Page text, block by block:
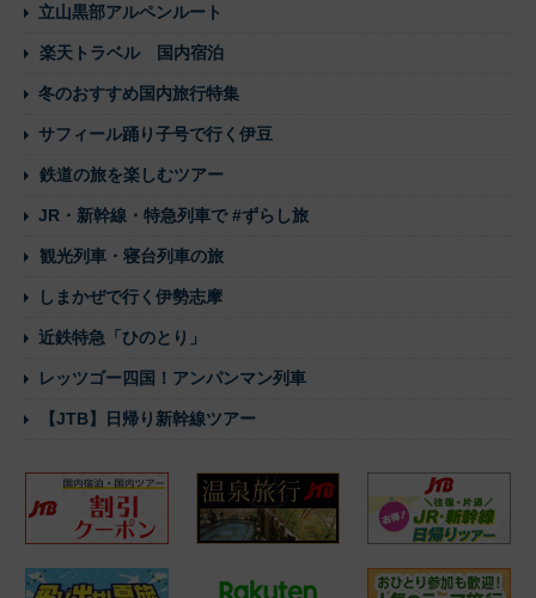
立山黒部アルペンルート
楽天トラベル 国内宿泊
冬のおすすめ国内旅行特集
サフィール踊り子号で行く伊豆
鉄道の旅を楽しむツアー
JR・新幹線・特急列車で #ずらし旅
観光列車・寝台列車の旅
しまかぜで行く伊勢志摩
近鉄特急「ひのとり」
レッツゴー四国！アンパンマン列車
【JTB】日帰り新幹線ツアー